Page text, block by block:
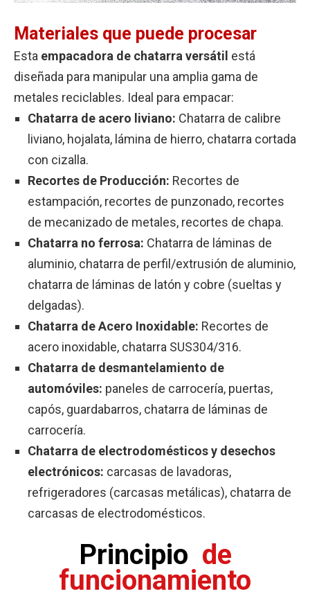
Materiales que puede procesar
Esta empacadora de chatarra versátil está
diseñada para manipular una amplia gama de
metales reciclables. Ideal para empacar:
Chatarra de acero liviano: Chatarra de calibre
liviano, hojalata, lámina de hierro, chatarra cortada
con cizalla.
Recortes de Producción: Recortes de
estampación, recortes de punzonado, recortes
de mecanizado de metales, recortes de chapa.
Chatarra no ferrosa: Chatarra de láminas de
aluminio, chatarra de perfil/extrusión de aluminio,
chatarra de láminas de latón y cobre (sueltas y
delgadas).
Chatarra de Acero Inoxidable: Recortes de
acero inoxidable, chatarra SUS304/316.
Chatarra de desmantelamiento de
automóviles: paneles de carrocería, puertas,
capós, guardabarros, chatarra de láminas de
carrocería.
Chatarra de electrodomésticos y desechos
electrónicos: carcasas de lavadoras,
refrigeradores (carcasas metálicas), chatarra de
carcasas de electrodomésticos.
Principio de
funcionamiento